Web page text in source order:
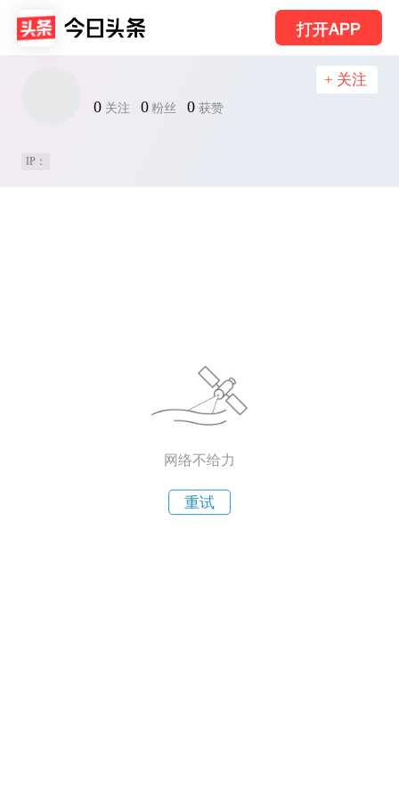
打开APP
0 关注 0 粉丝 0 获赞
+ 关注
IP：
网络不给力
重试